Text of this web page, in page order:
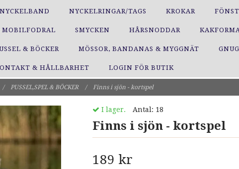
NYCKELBAND NYCKELRINGAR/TAGS KROKAR
MOBILFODRAL SMYCKEN HÅRSNODDAR
& BÖCKER MÖSSOR, BANDANAS & MYGGNÄT
& HÅLLBARHET LOGIN FÖR BUTIK
/ PUSSEL,SPEL & BÖCKER / Finns i sjön - kortspel
I lager. Antal: 18
Finns i sjön - kortspel
189 kr